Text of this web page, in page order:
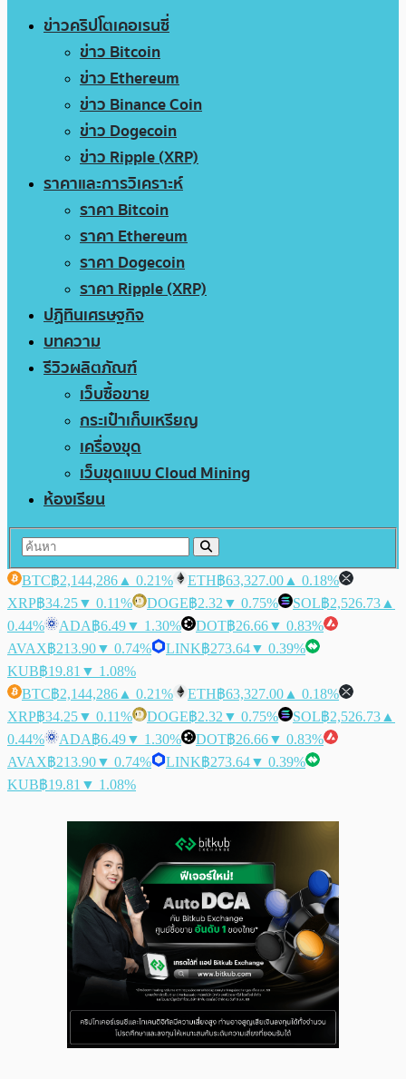
ข่าวคริปโตเคอเรนซี่
ข่าว Bitcoin
ข่าว Ethereum
ข่าว Binance Coin
ข่าว Dogecoin
ข่าว Ripple (XRP)
ราคาและการวิเคราะห์
ราคา Bitcoin
ราคา Ethereum
ราคา Dogecoin
ราคา Ripple (XRP)
ปฏิทินเศรษฐกิจ
บทความ
รีวิวผลิตภัณฑ์
เว็บซื้อขาย
กระเป๋าเก็บเหรียญ
เครื่องขุด
เว็บขุดแบบ Cloud Mining
ห้องเรียน
BTC฿2,144,286 ▲ 0.21% ETH฿63,327.00 ▲ 0.18%
XRP฿34.25▼ 0.11% DOGE฿2.32 ▼ 0.75% SOL฿2,526.73 ▲
0.44%
ADA฿6.49▼ 1.30% DOT฿26.66▼ 0.83%
AVAX฿213.90▼ 0.74% LINK฿273.64▼ 0.39%
KUB฿19.81 ▼ 1.08%
BTC฿2,144,286 ▲ 0.21% ETH฿63,327.00 ▲ 0.18%
XRP฿34.25▼ 0.11% DOGE฿2.32 ▼ 0.75% SOL฿2,526.73 ▲
0.44%
ADA฿6.49▼ 1.30% DOT฿26.66▼ 0.83%
AVAX฿213.90▼ 0.74% LINK฿273.64▼ 0.39%
KUB฿19.81 ▼ 1.08%